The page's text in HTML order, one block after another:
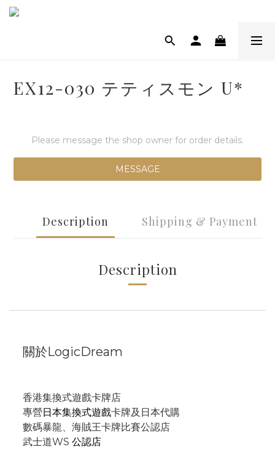
EX12-030 テティスモン U*
Please message the shop owner for order details.
MESSAGE
Description Shipping & Payment
Description
關於LogicDream
香港集換式遊戲卡牌店
專營日本集換式遊戲卡牌及日本代購
數碼暴龍、海賊王卡牌比賽公認店
武士道WS 公認店